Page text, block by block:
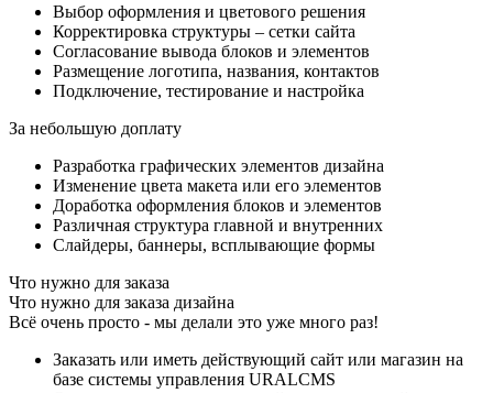
Выбор оформления и цветового решения
Корректировка структуры – сетки сайта
Согласование вывода блоков и элементов
Размещение логотипа, названия, контактов
Подключение, тестирование и настройка
За небольшую доплату
Разработка графических элементов дизайна
Изменение цвета макета или его элементов
Доработка оформления блоков и элементов
Различная структура главной и внутренних
Слайдеры, баннеры, всплывающие формы
Что нужно для заказа
Что нужно для заказа дизайна
Всё очень просто - мы делали это уже много раз!
Заказать или иметь действующий сайт или магазин на
базе системы управления URALCMS